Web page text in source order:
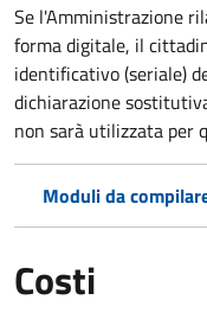
Se l'Amministrazione
forma digitale, il
identificativo (seriale)
dichiarazione
non sarà utilizzata per
Moduli da
Costi